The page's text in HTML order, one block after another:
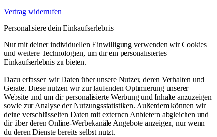
Vertrag widerrufen
Personalisiere dein Einkaufserlebnis
Nur mit deiner individuellen Einwilligung verwenden wir Cookies
und weitere Technologien, um dir ein personalisiertes
Einkaufserlebnis zu bieten.
Dazu erfassen wir Daten über unsere Nutzer, deren Verhalten und
Geräte. Diese nutzen wir zur laufenden Optimierung unserer
Website und um dir personalisierte Werbung und Inhalte anzuzeigen
sowie zur Analyse der Nutzungsstatistiken. Außerdem können wir
deine verschlüsselten Daten mit externen Anbietern abgleichen und
dir über deren Online-Werbekanäle Angebote anzeigen, nur wenn
du deren Dienste bereits selbst nutzt.